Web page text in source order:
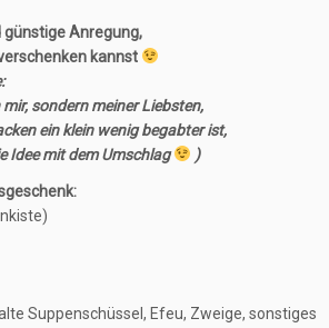
günstige Anregung,
kannst
sondern meiner Liebsten,
ein klein wenig begabter ist,
Idee mit dem Umschlag
)
Suppenschüssel, Efeu, Zweige, sonstiges